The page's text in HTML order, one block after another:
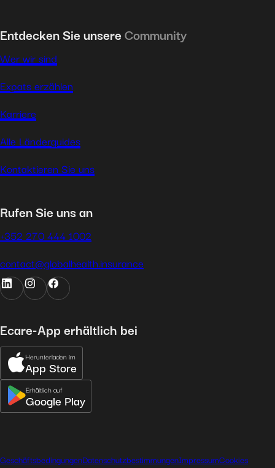
Entdecken Sie unsereCommunity
Wer wir sind
Expats erzählen
Karriere
Alle Länderguides
Kontaktieren Sie uns
Rufen Sie uns an
+352 270 444 1002
contact@globalhealth.insurance
Ecare-App erhältlich bei
Herunterladen im
App Store
Erhältlich auf
Google Play
GeschäftsbedingungenDatenschutzbestimmungenImpressumCookies